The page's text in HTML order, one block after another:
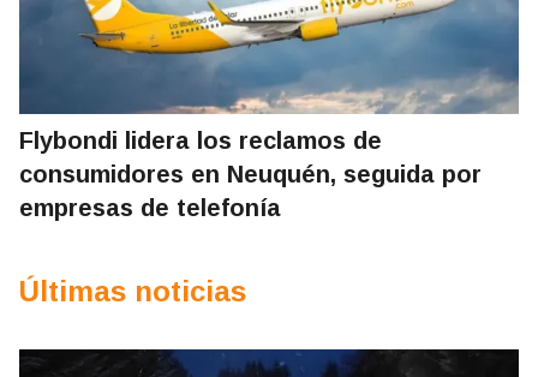
Flybondi lidera los reclamos de
consumidores en Neuquén, seguida por
empresas de telefonía
Últimas noticias